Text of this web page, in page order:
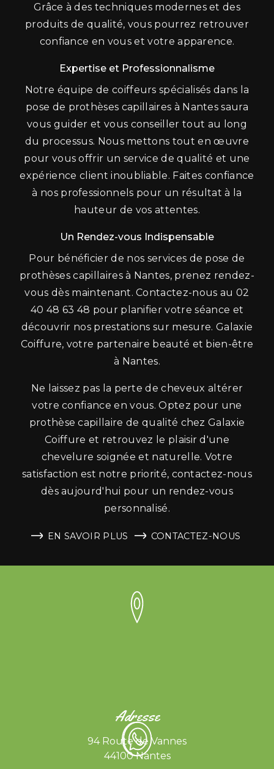
Grâce à des techniques modernes et des
produits de qualité, vous pourrez retrouver
confiance en vous et votre apparence.
Expertise et Professionnalisme
Notre équipe de coiffeurs spécialisés dans la
pose de prothèses capillaires à Nantes saura
vous guider et vous conseiller tout au long
du processus. Nous mettons tout en œuvre
pour vous offrir un service de qualité et une
expérience client inoubliable. Faites confiance
à nos professionnels pour un résultat à la
hauteur de vos attentes.
Un Rendez-vous Indispensable
Pour bénéficier de nos services de pose de
prothèses capillaires à Nantes, prenez rendez-
vous dès maintenant. Contactez-nous au 02
40 48 63 48 pour planifier votre séance et
découvrir nos prestations sur mesure. Galaxie
Coiffure, votre partenaire beauté et bien-être
à Nantes.
Ne laissez pas la perte de cheveux altérer
votre confiance en vous. Optez pour une
prothèse capillaire de qualité chez Galaxie
Coiffure et retrouvez le plaisir d'une
chevelure soignée et naturelle. Votre
satisfaction est notre priorité, contactez-nous
dès aujourd'hui pour un rendez-vous
personnalisé.
EN SAVOIR PLUS CONTACTEZ-NOUS
Adresse
94 Route de Vannes
44100 Nantes